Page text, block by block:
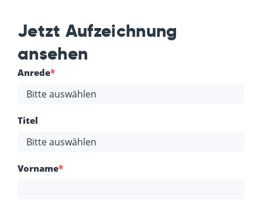
Jetzt Aufzeichnung
ansehen
Anrede*
Titel
Vorname*